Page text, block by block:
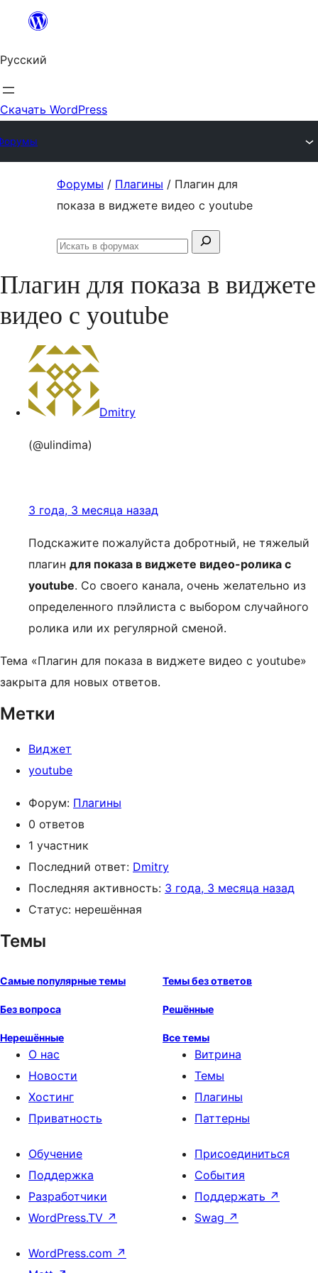
Перейти
содержимому
Русский
Скачать WordPress
Форумы / Плагины / Плагин для
показа в виджете видео с уoutube
Поиск:
Искать
Плагин для показа в виджете
видео с уoutube
Dmitry
(@ulindima)
3 года, 3 месяца назад
Подскажите пожалуйста добротный, не тяжелый
плагин для показа в виджете видео-ролика с
уoutube. Со своего канала, очень желательно из
определенного плэйлиста с выбором случайного
ролика или их регулярной сменой.
Тема «Плагин для показа в виджете видео с уoutube»
закрыта для новых ответов.
Метки
Виджет
уoutube
Форум: Плагины
0 ответов
1 участник
Последний ответ: Dmitry
Последняя активность: 3 года, 3 месяца назад
Статус: нерешённая
Темы
Самые популярные темы Темы без ответов
Без вопроса Решённые
Нерешённые Все темы
О нас
Новости
Хостинг
Приватность
Витрина
Темы
Плагины
Паттерны
Обучение
Поддержка
Разработчики
WordPress.TV ↗
Присоединиться
События
Поддержать ↗
Swag ↗
WordPress.com ↗